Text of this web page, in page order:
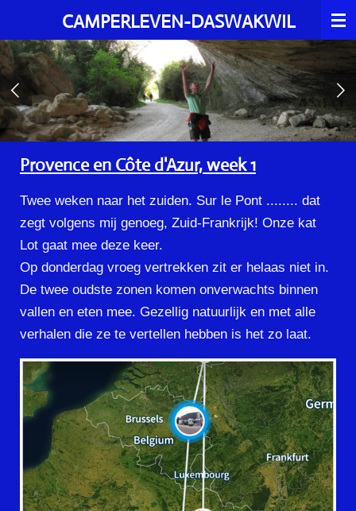
direct
naar
de
hoofdinhoud
CAMPERLEVEN-DASWAKWIL
Provence en Côte d'Azur, week 1
Twee weken naar het zuiden. Sur le Pont ........ dat
zegt volgens mij genoeg, Zuid-Frankrijk! Onze kat
Lot gaat mee deze keer.
Op donderdag vroeg vertrekken zit er helaas niet in.
De twee oudste zonen komen onverwachts binnen
vallen en eten mee. Gezellig natuurlijk en met alle
verhalen die ze te vertellen hebben is het zo laat.